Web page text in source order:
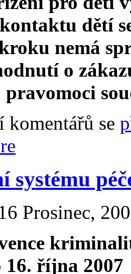
dětí
nemá
o
pravomoci
komentářů se
systému
Prosinec,
16. října 2007